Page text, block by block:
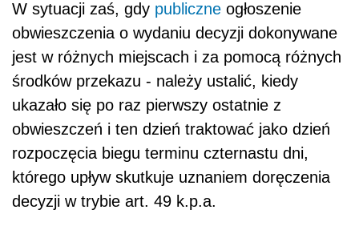
W sytuacji zaś, gdy publiczne ogłoszenie
obwieszczenia o wydaniu decyzji dokonywane
jest w różnych miejscach i za pomocą różnych
środków przekazu - należy ustalić, kiedy
ukazało się po raz pierwszy ostatnie z
obwieszczeń i ten dzień traktować jako dzień
rozpoczęcia biegu terminu czternastu dni,
którego upływ skutkuje uznaniem doręczenia
decyzji w trybie art. 49 k.p.a.